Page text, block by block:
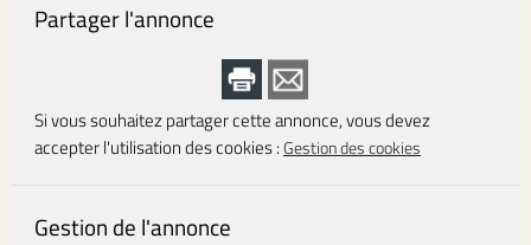
Partager l'annonce
Si vous souhaitez partager cette annonce, vous devez
accepter l'utilisation des cookies :Gestion des cookies
Gestion de l'annonce